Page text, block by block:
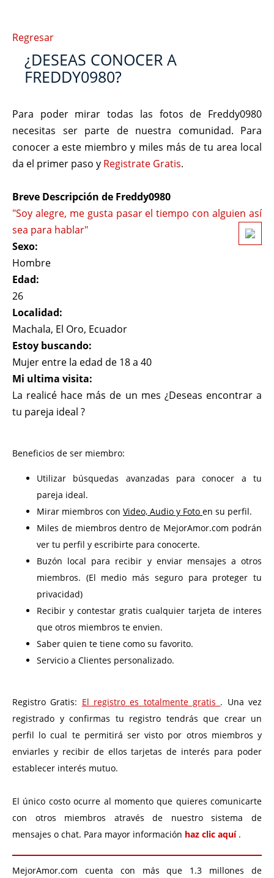
Regresar
¿DESEAS CONOCER A
FREDDY0980?
Para poder mirar todas las fotos de Freddy0980
necesitas ser parte de nuestra comunidad. Para
conocer a este miembro y miles más de tu area local
da el primer paso y Registrate Gratis.
Breve Descripción de Freddy0980
"Soy alegre, me gusta pasar el tiempo con alguien así
sea para hablar"
Sexo:
Hombre
Edad:
26
Localidad:
Machala, El Oro, Ecuador
Estoy buscando:
Mujer entre la edad de 18 a 40
Mi ultima visita:
La realicé hace más de un mes ¿Deseas encontrar a
tu pareja ideal ?
Beneficios de ser miembro:
Utilizar búsquedas avanzadas para conocer a tu
pareja ideal.
Mirar miembros con Video, Audio y Foto en su perfil.
Miles de miembros dentro de MejorAmor.com podrán
ver tu perfil y escribirte para conocerte.
Buzón local para recibir y enviar mensajes a otros
miembros. (El medio más seguro para proteger tu
privacidad)
Recibir y contestar gratis cualquier tarjeta de interes
que otros miembros te envien.
Saber quien te tiene como su favorito.
Servicio a Clientes personalizado.
Registro Gratis: El registro es totalmente gratis . Una vez
registrado y confirmas tu registro tendrás que crear un
perfil lo cual te permitirá ser visto por otros miembros y
enviarles y recibir de ellos tarjetas de interés para poder
establecer interés mutuo.
El único costo ocurre al momento que quieres comunicarte
con otros miembros através de nuestro sistema de
mensajes o chat. Para mayor información haz clic aquí .
MejorAmor.com cuenta con más que 1.3 millones de